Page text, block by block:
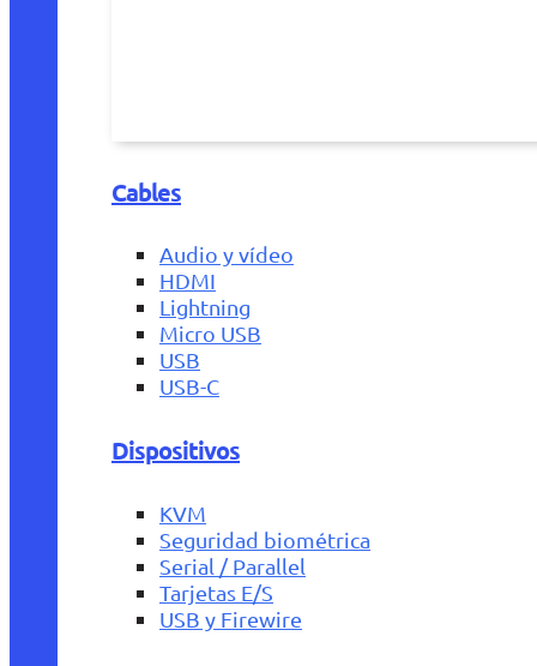
Cables
Audio y vídeo
HDMI
Lightning
Micro USB
USB
USB-C
Dispositivos
KVM
Seguridad biométrica
Serial / Parallel
Tarjetas E/S
USB y Firewire